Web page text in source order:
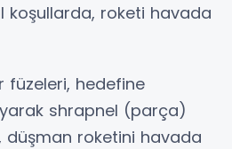
koşullarda, roketi havada
füzeleri, hedefine
shrapnel (parça)
düşman roketini havada